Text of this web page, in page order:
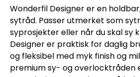
Wonderfil Designer er en
sytråd. Passer utmerket som
syprosjekter eller når du skal sy
Designer er praktisk for daglig
og fleksibel med myk finish og
premium sy- og overlocktråden